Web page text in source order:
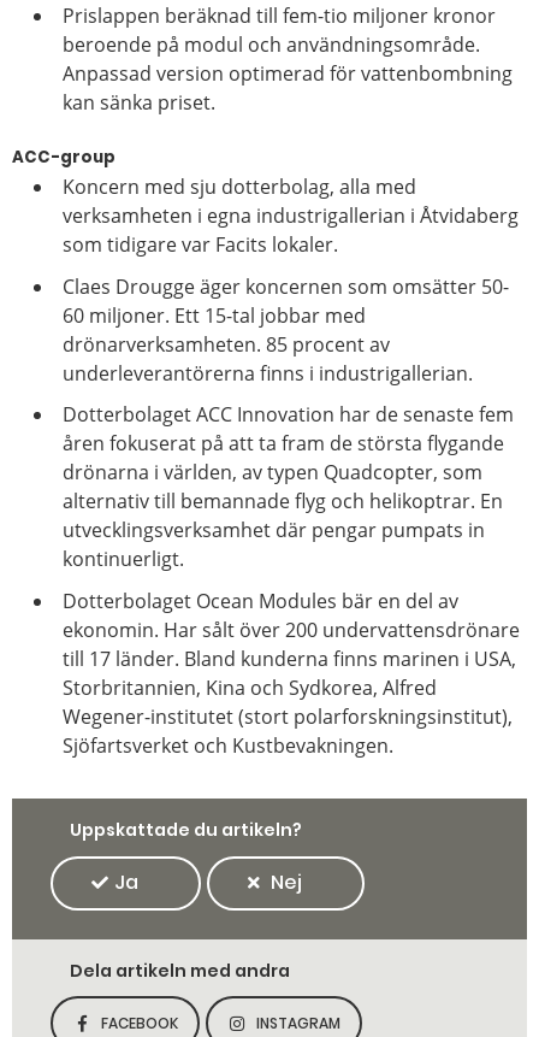
Prislappen beräknad till fem-tio miljoner kronor
beroende på modul och användningsområde.
Anpassad version optimerad för vattenbombning
kan sänka priset.
ACC-group
Koncern med sju dotterbolag, alla med
verksamheten i egna industrigallerian i Åtvidaberg
som tidigare var Facits lokaler.
Claes Drougge äger koncernen som omsätter 50-
60 miljoner. Ett 15-tal jobbar med
drönarverksamheten. 85 procent av
underleverantörerna finns i industrigallerian.
Dotterbolaget ACC Innovation har de senaste fem
åren fokuserat på att ta fram de största flygande
drönarna i världen, av typen Quadcopter, som
alternativ till bemannade flyg och helikoptrar. En
utvecklingsverksamhet där pengar pumpats in
kontinuerligt.
Dotterbolaget Ocean Modules bär en del av
ekonomin. Har sålt över 200 undervattensdrönare
till 17 länder. Bland kunderna finns marinen i USA,
Storbritannien, Kina och Sydkorea, Alfred
Wegener-institutet (stort polarforskningsinstitut),
Sjöfartsverket och Kustbevakningen.
Uppskattade du artikeln?
Ja Nej
Dela artikeln med andra
FACEBOOK INSTAGRAM